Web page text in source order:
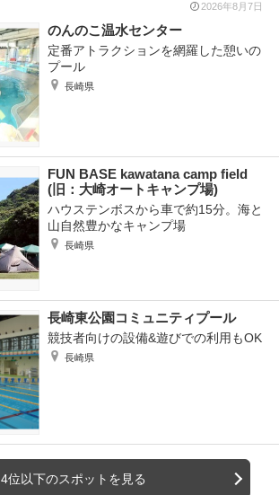
2026年8月7日
のんのこ温水センター
定番アトラクションを網羅した憩いの
プール
長崎県
FUN BASE kawatana camp field
(旧：大崎オートキャンプ場)
ハウステンボスから車で約15分。海と
山自然豊かなキャンプ場
長崎県
長崎東公園コミュニティプール
競技者向けの設備&遊びでの利用もOK
長崎県
4位以下のスポットを見る